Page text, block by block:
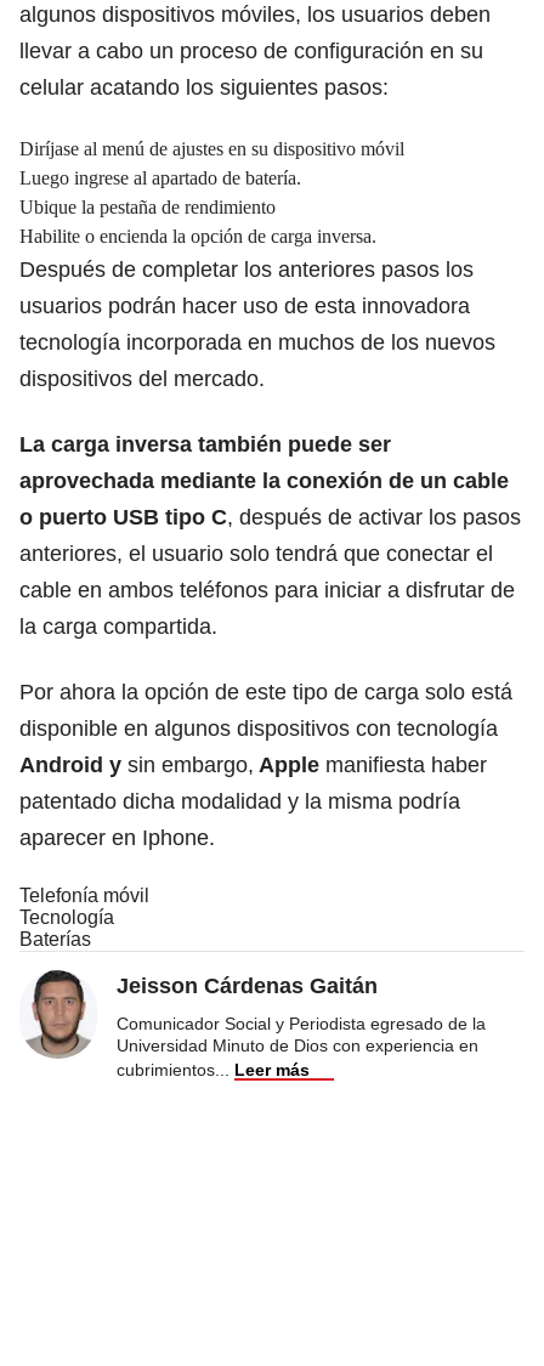
algunos dispositivos móviles, los usuarios deben
llevar a cabo un proceso de configuración en su
celular acatando los siguientes pasos:
Diríjase al menú de ajustes en su dispositivo móvil
Luego ingrese al apartado de batería.
Ubique la pestaña de rendimiento
Habilite o encienda la opción de carga inversa.
Después de completar los anteriores pasos los
usuarios podrán hacer uso de esta innovadora
tecnología incorporada en muchos de los nuevos
dispositivos del mercado.
La carga inversa también puede ser
aprovechada mediante la conexión de un cable
o puerto USB tipo C, después de activar los pasos
anteriores, el usuario solo tendrá que conectar el
cable en ambos teléfonos para iniciar a disfrutar de
la carga compartida.
Por ahora la opción de este tipo de carga solo está
disponible en algunos dispositivos con tecnología
Android y sin embargo, Apple manifiesta haber
patentado dicha modalidad y la misma podría
aparecer en Iphone.
Telefonía móvil
Tecnología
Baterías
Jeisson Cárdenas Gaitán
Comunicador Social y Periodista egresado de la
Universidad Minuto de Dios con experiencia en
cubrimientos
Leer más